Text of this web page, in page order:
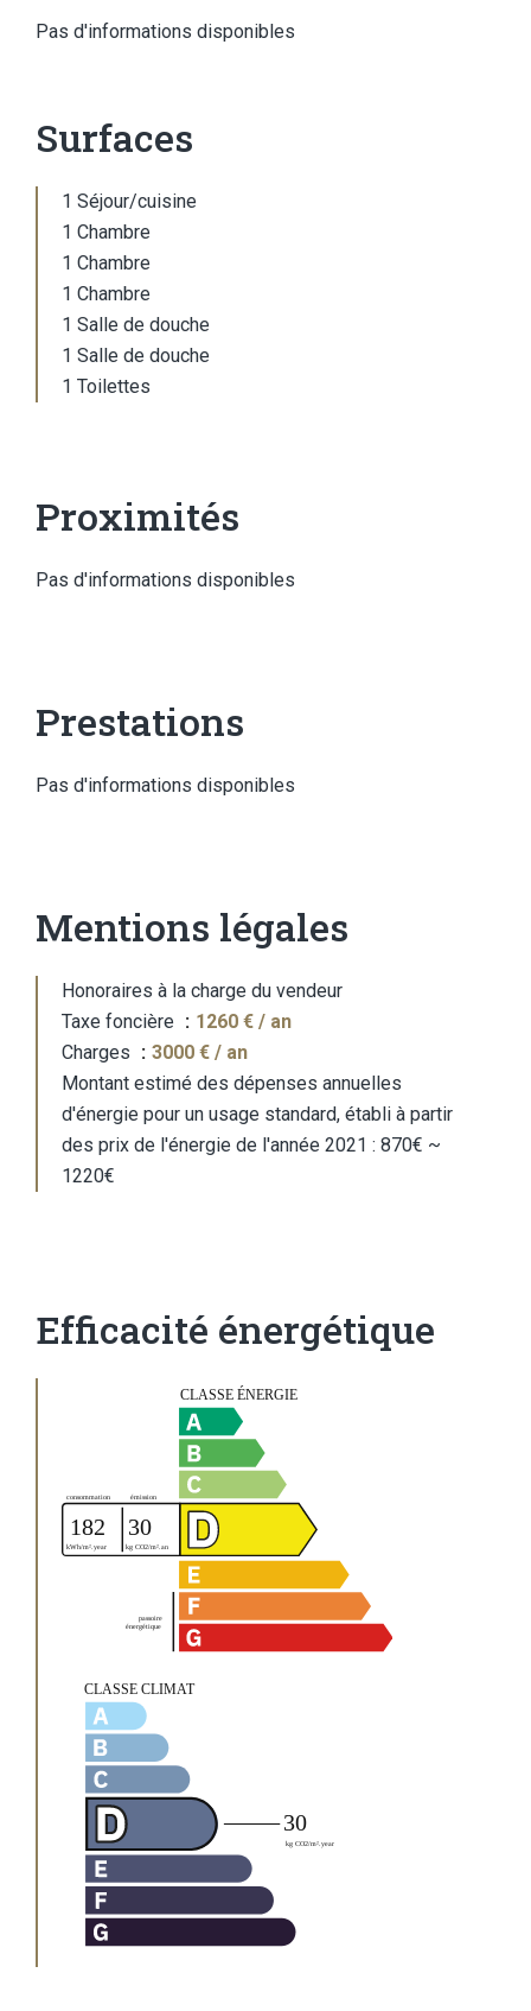
Pas d'informations disponibles
Surfaces
1 Séjour/cuisine
1 Chambre
1 Chambre
1 Chambre
1 Salle de douche
1 Salle de douche
1 Toilettes
Proximités
Pas d'informations disponibles
Prestations
Pas d'informations disponibles
Mentions légales
Honoraires à la charge du vendeur
Taxe foncière
1260 € / an
Charges
3000 € / an
Montant estimé des dépenses annuelles
d'énergie pour un usage standard, établi à partir
des prix de l'énergie de l'année 2021 : 870€ ~
1220€
Efficacité énergétique